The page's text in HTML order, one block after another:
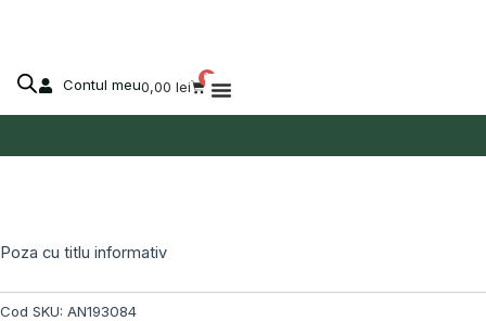
Contul meu0,00 lei
0
Cart
Poza cu titlu informativ
Cod SKU: AN193084